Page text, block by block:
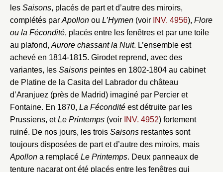
les Saisons, placés de part et d’autre des miroirs,
complétés parApollon ou L’Hymen (voir INV. 4956), Flore
ou la Fécondité, placés entre les fenêtres et par une toile
au plafond,Aurore chassant la Nuit. L’ensemble est
achevé en 1814-1815. Girodet reprend, avec des
variantes, les Saisons peintes en 1802-1804 au cabinet
de Platine de la Casita del Labrador du château
d’Aranjuez (près de Madrid) imaginé par Percier et
Fontaine. En 1870, La Fécondité est détruite par les
Prussiens, etLe Printemps (voir INV. 4952) fortement
ruiné. De nos jours, les trois Saisons restantes sont
toujours disposées de part et d’autre des miroirs, mais
Apollon a remplacé Le Printemps. Deux panneaux de
tenture nacarat ont été placés entre les fenêtres qui